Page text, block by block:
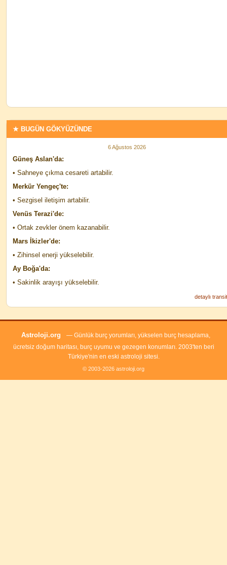
★ BUGÜN GÖKYÜZÜNDE
6 Ağustos 2026
Güneş Aslan'da:
• Sahneye çıkma cesareti artabilir.
Merkür Yengeç'te:
• Sezgisel iletişim artabilir.
Venüs Terazi'de:
• Ortak zevkler önem kazanabilir.
Mars İkizler'de:
• Zihinsel enerji yükselebilir.
Ay Boğa'da:
• Sakinlik arayışı yükselebilir.
detaylı
Astroloji.org
— Günlük burç yorumları, yükselen burç hesaplama,
ücretsiz doğum haritası, burç uyumu ve gezegen konumları. 2003'ten beri
Türkiye'nin en eski astroloji sitesi.
© 2003-2026 astroloji.org